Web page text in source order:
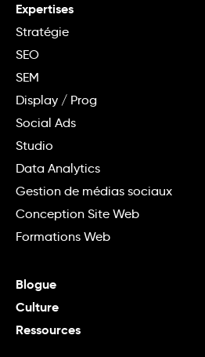
Expertises
Stratégie
SEO
SEM
Display / Prog
Social Ads
Studio
Data Analytics
Gestion de médias sociaux
Conception Site Web
Formations Web
Blogue
Culture
Ressources